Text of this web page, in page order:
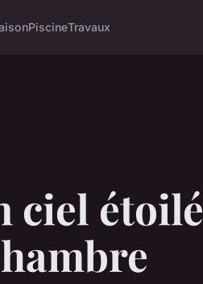
PiscineTravaux
ciel étoilé